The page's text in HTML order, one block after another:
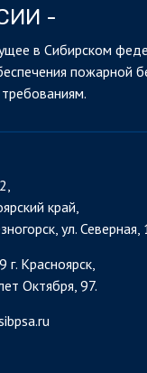
-
в Сибирском
пожарной
край,
ул. Северная,
г. Красноярск,
Октября, 97.